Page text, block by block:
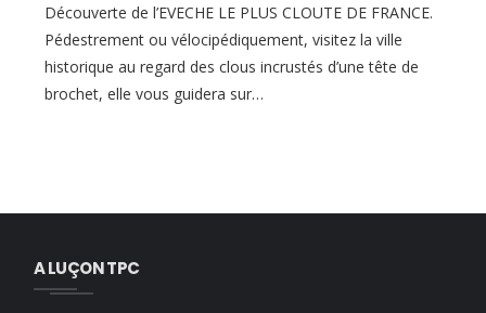
Découverte de l’EVECHE LE PLUS CLOUTE DE FRANCE.
Pédestrement ou vélocipédiquement, visitez la ville
historique au regard des clous incrustés d’une tête de
brochet, elle vous guidera sur…
A LUÇON TPC